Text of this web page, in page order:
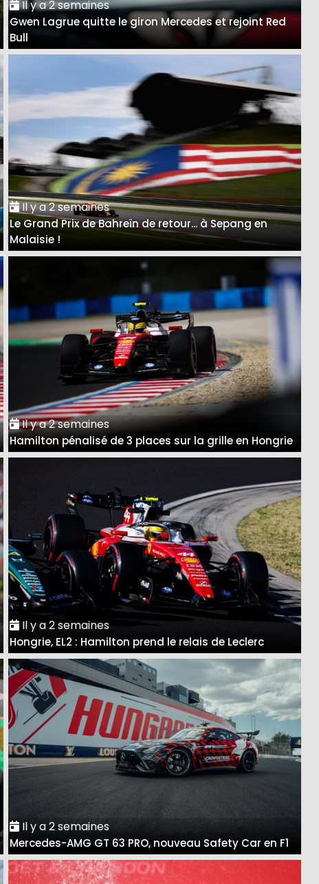
Il y a 2 semaines
Gwen Lagrue quitte le giron Mercedes et rejoint Red
Bull
Il y a 2 semaines
Le Grand Prix de Bahreïn de retour... à Sepang en
Malaisie !
Il y a 2 semaines
Hamilton pénalisé de 3 places sur la grille en Hongrie
Il y a 2 semaines
Hongrie, EL2 : Hamilton prend le relais de Leclerc
Il y a 2 semaines
Mercedes-AMG GT 63 PRO, nouveau Safety Car en F1